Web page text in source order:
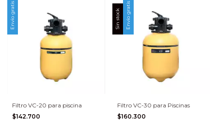
Envío gratis
Filtro VC-20 para piscina
$142.700
Sin stock Envío gratis
Filtro VC-30 para Piscinas
$160.300